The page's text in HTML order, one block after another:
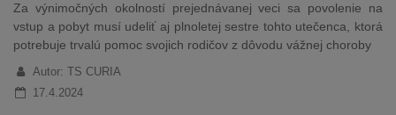
Za výnimočných okolností prejednávanej veci sa povolenie na
vstup a pobyt musí udeliť aj plnoletej sestre tohto utečenca, ktorá
potrebuje trvalú pomoc svojich rodičov z dôvodu vážnej choroby
Autor: TS CURIA
17.4.2024